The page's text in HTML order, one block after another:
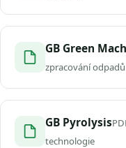
GB Green
zpracování odpadů
GB Pyrolysis
technologie